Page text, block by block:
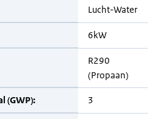
Lucht-Water
6kW
R290
(Propaan)
(GWP): 3